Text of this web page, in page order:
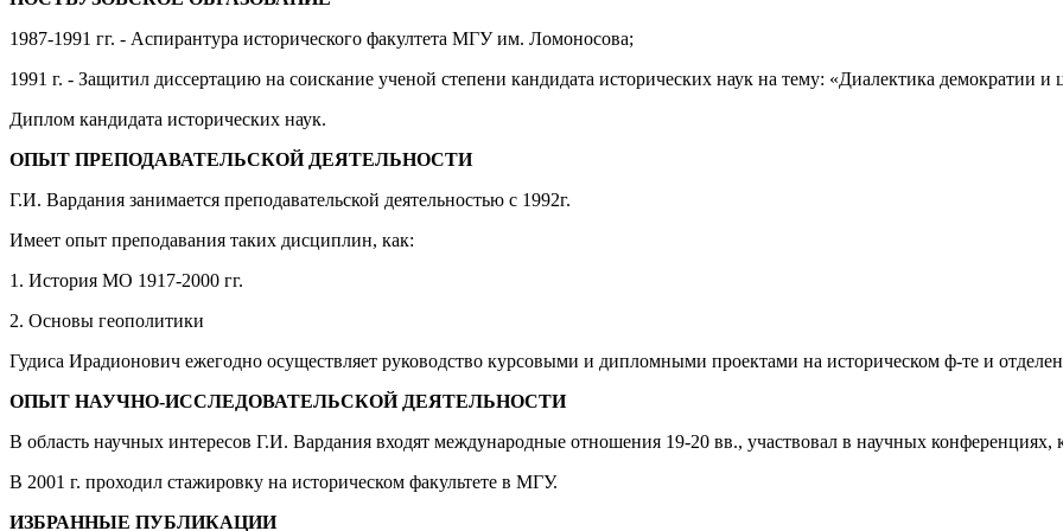
1987-1991 гг. - Аспирантура исторического факултета МГУ им. Ломоносова;
1991 г. - Защитил диссертацию на соискание ученой степени кандидата исторических наук на тему: «Диалектика демократии
Диплом кандидата исторических наук.
ОПЫТ ПРЕПОДАВАТЕЛЬСКОЙ ДЕЯТЕЛЬНОСТИ
Г.И. Вардания занимается преподавательской деятельностью с 1992г.
Имеет опыт преподавания таких дисциплин, как:
1. История МО 1917-2000 гг.
2. Основы геополитики
Гудиса Ирадионович ежегодно осуществляет руководство курсовыми и дипломными проектами на историческом ф-те и
ОПЫТ НАУЧНО-ИССЛЕДОВАТЕЛЬСКОЙ ДЕЯТЕЛЬНОСТИ
В область научных интересов Г.И. Вардания входят международные отношения 19-20 вв., участвовал в научных
В 2001 г. проходил стажировку на историческом факультете в МГУ.
ИЗБРАННЫЕ ПУБЛИКАЦИИ